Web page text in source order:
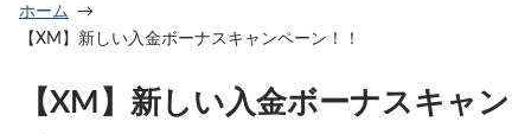
ホーム
【XM】新しい入金ボーナスキャンペーン！！
【XM】新しい入金ボーナスキャン